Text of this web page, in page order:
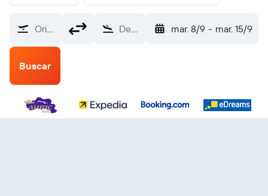
Origen Destino mar. 8/9 - mar. 15/9
Buscar